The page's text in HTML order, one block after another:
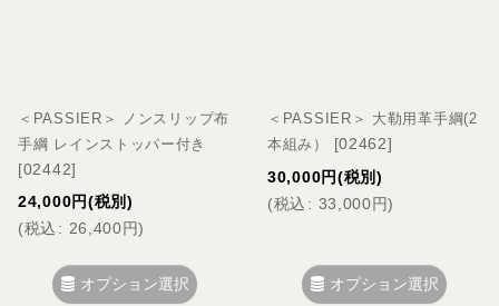
＜PASSIER＞ ノンスリップ布
手綱 レインストッパー付き
[02442]
24,000円(税別)
(税込 : 26,400円)
オプション選択
＜PASSIER＞ 大勒用革手綱(2
本組み）
[02462]
30,000円(税別)
(税込 : 33,000円)
オプション選択